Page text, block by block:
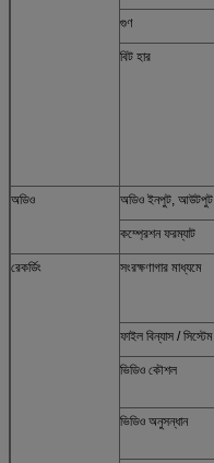
গুণ
বিট হার
অডিও অডিও ইনপুট, আউটপুট
কম্প্রেশন ফরম্যাট
রেকর্ডিং সংরক্ষণাগার মাধ্যমে
ফাইল বিন্যাস / সিস্টেম
ভিডিও কৌশল
ভিডিও অনুসন্ধান